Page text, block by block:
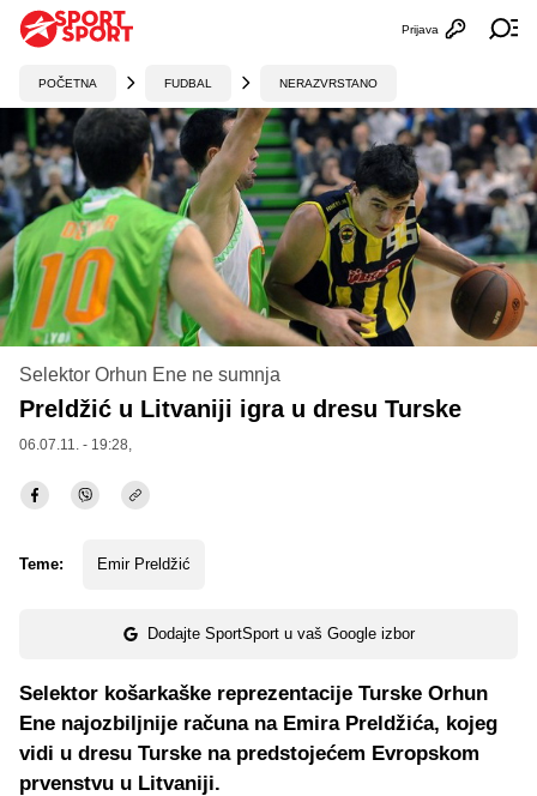
Otvori
Prijava
POČETNA FUDBAL NERAZVRSTANO
Selektor Orhun Ene ne sumnja
Preldžić u Litvaniji igra u dresu Turske
06.07.11. - 19:28,
Teme: Emir Preldžić
Dodajte SportSport u vaš Google izbor
Selektor košarkaške reprezentacije Turske Orhun
Ene najozbiljnije računa na Emira Preldžića, kojeg
vidi u dresu Turske na predstojećem Evropskom
prvenstvu u Litvaniji.